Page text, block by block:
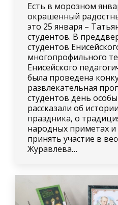
Есть в морозном
окрашенный
это 25 января –
студентов. В
студентов
многопрофильного
Енисейского
была проведена
развлекательная
студентов день
рассказали об
праздника, о
народных приметах
принять участие в
Журавлева…